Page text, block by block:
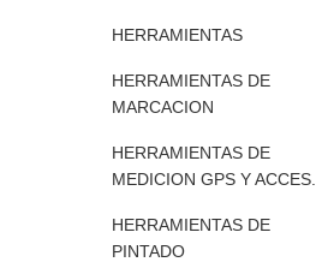
HERRAMIENTAS
HERRAMIENTAS DE
MARCACION
HERRAMIENTAS DE
MEDICION GPS Y ACCES.
HERRAMIENTAS DE
PINTADO